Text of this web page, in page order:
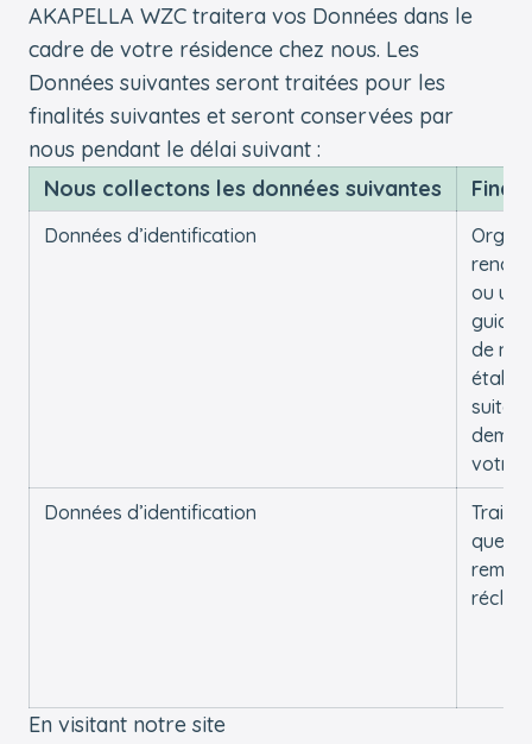
AKAPELLA WZC traitera vos Données dans le
cadre de votre résidence chez nous. Les
Données suivantes seront traitées pour les
finalités suivantes et seront conservées par
nous pendant le délai suivant :
Nous collectons les données suivantes
Données d’identification
ou
de nos
suite
votre
Données d’identification
En visitant notre site